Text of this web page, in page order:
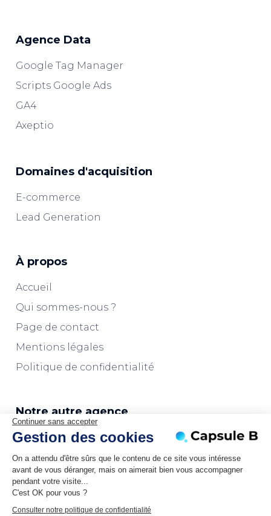
Continuer sans accepter
Gestion des cookies
On a attendu d'être sûrs que le contenu de ce site vous intéresse
avant de vous déranger, mais on aimerait bien vous accompagner
pendant votre visite...
C'est OK pour vous ?
Consulter notre politique de confidentialité
Agence Data
Google Tag Manager
Scripts Google Ads
GA4
Axeptio
Domaines d'acquisition
E-commerce
Lead Generation
À propos
Accueil
Qui sommes-nous ?
Page de contact
Mentions légales
Politique de confidentialité
Notre autre agence
L'agence Marketplaces